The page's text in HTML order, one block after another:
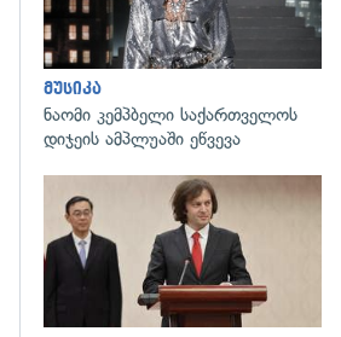
მუსიკა
ნაომი კემპბელი საქართველოს
დიჯეის ამპლუაში ეწვევა